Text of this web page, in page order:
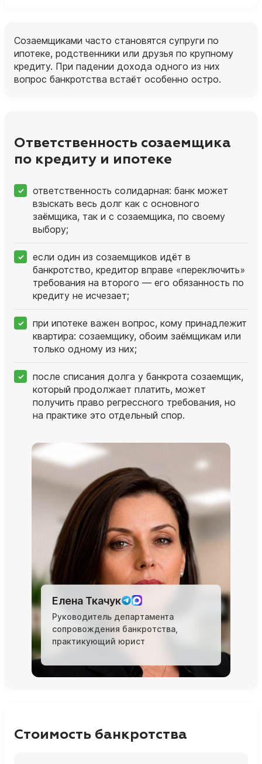
Созаемщиками часто становятся супруги по
ипотеке, родственники или друзья по крупному
кредиту. При падении дохода одного из них
вопрос банкротства встаёт особенно остро.
Ответственность созаемщика
по кредиту и ипотеке
ответственность солидарная: банк может
взыскать весь долг как с основного
заёмщика, так и с созаемщика, по своему
выбору;
если один из созаемщиков идёт в
банкротство, кредитор вправе «переключить»
требования на второго — его обязанность по
кредиту не исчезает;
при ипотеке важен вопрос, кому принадлежит
квартира: созаемщику, обоим заёмщикам или
только одному из них;
после списания долга у банкрота созаемщик,
который продолжает платить, может
получить право регрессного требования, но
на практике это отдельный спор.
Елена Ткачук
Руководитель департамента
сопровождения банкротства,
практикующий юрист
Стоимость банкротства